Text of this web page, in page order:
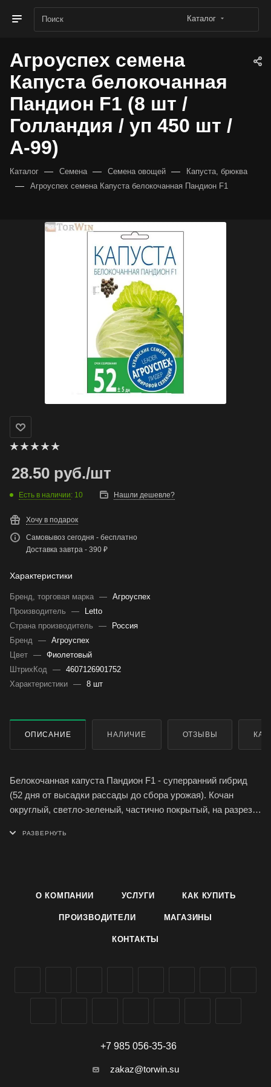
Каталог
Агроуспех семена
Капуста белокочанная
Пандион F1 (8 шт /
Голландия / уп 450 шт /
А-99)
Каталог — Семена — Семена овощей — Капуста, брюква
— Агроуспех семена Капуста белокочанная Пандион F1
28.50 руб./шт
Есть в наличии: 10 Нашли дешевле?
Хочу в подарок
Самовывоз сегодня - бесплатно
Доставка завтра - 390 ₽
Характеристики
Бренд, торговая марка — Агроуспех
Производитель
—
Letto
Страна производитель
—
Россия
Бренд — Агроуспех
Цвет — Фиолетовый
ШтрихКод — 4607126901752
Характеристики — 8 шт
ОПИСАНИЕ НАЛИЧИЕ ОТЗЫВЫ
Белокочанная капуста Пандион F1 - суперранний гибрид
(52 дня от высадки рассады до сбора урожая). Кочан
округлый, светло-зеленый, частично покрытый, на разрезе
1,8 кг.
увяданию. Рекомендуется для выращивания на раннюю
производителя Агроуспех ТД Летто (Letto) можно заказать и
О КОМПАНИИ УСЛУГИ КАК КУПИТЬ
ПРОИЗВОДИТЕЛИ МАГАЗИНЫ
КОНТАКТЫ
+7 985 056-35-36
zakaz@torwin.su